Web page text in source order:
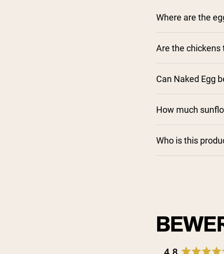
Where are the
Are the
Can Naked Egg
How much
Who is this